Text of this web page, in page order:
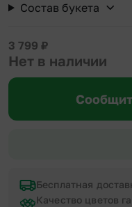
Состав букета
3 799 ₽
Нет в наличии
Бесплатная
Качество цветов